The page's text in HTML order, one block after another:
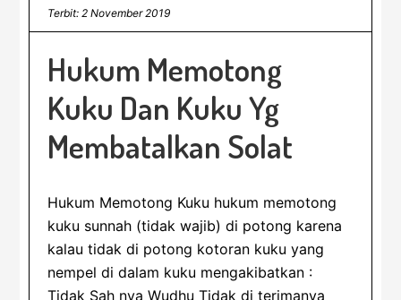
Terbit: 2 November 2019
Hukum Memotong
Kuku Dan Kuku Yg
Membatalkan Solat
Hukum Memotong Kuku hukum memotong
kuku sunnah (tidak wajib) di potong karena
kalau tidak di potong kotoran kuku yang
nempel di dalam kuku mengakibatkan :
Tidak Sah nya Wudhu Tidak di terimanya